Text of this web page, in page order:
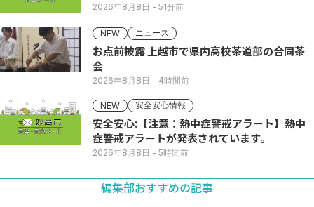
2026年8月8日 - 51分前
NEW ニュース
お点前披露 上越市で県内高校茶道部の合同茶
会
2026年8月8日 - 4時間前
NEW 安全安心情報
安全安心:【注意：熱中症警戒アラート】熱中
症警戒アラートが発表されています。
2026年8月8日 - 5時間前
編集部おすすめの記事